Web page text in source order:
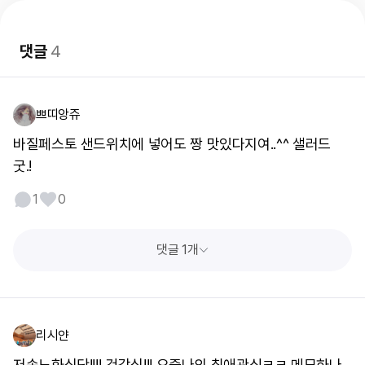
댓글4
쁘띠앙쥬
바질페스토 샌드위치에 넣어도 짱 맛있다지여..^^ 샐러드
굿.!
1 0
댓글 1개
리시얀